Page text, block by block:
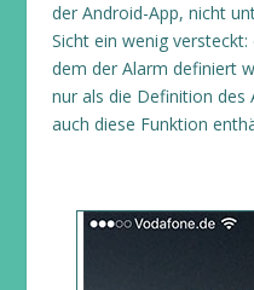
der Android-App, nicht
Sicht ein wenig
dem der Alarm definiert
nur als die Definition des
auch diese Funktion